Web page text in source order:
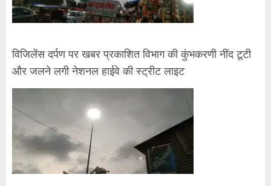
विजिलेंस दर्पण पर खबर प्रकाशित विभाग की कुंभकरणी नींद टूटी
और जलने लगी नेशनल हाईवे की स्ट्रीट लाइट